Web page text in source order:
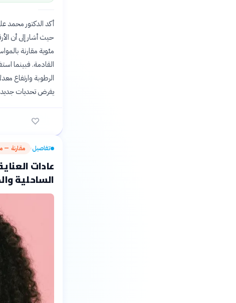
مئوية مقارنة
القادمة. فبينما
يفرض تحديات
تفاصيل› مقارنة —
عادات
الساحلية